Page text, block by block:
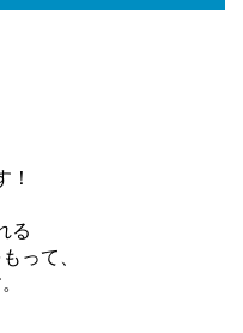
！
る
って、